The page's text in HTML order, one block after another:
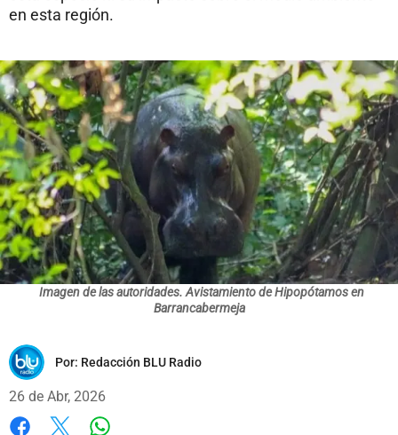
en esta región.
Imagen de las autoridades. Avistamiento de Hipopótamos en
Barrancabermeja
Por: Redacción BLU Radio
26 de Abr, 2026